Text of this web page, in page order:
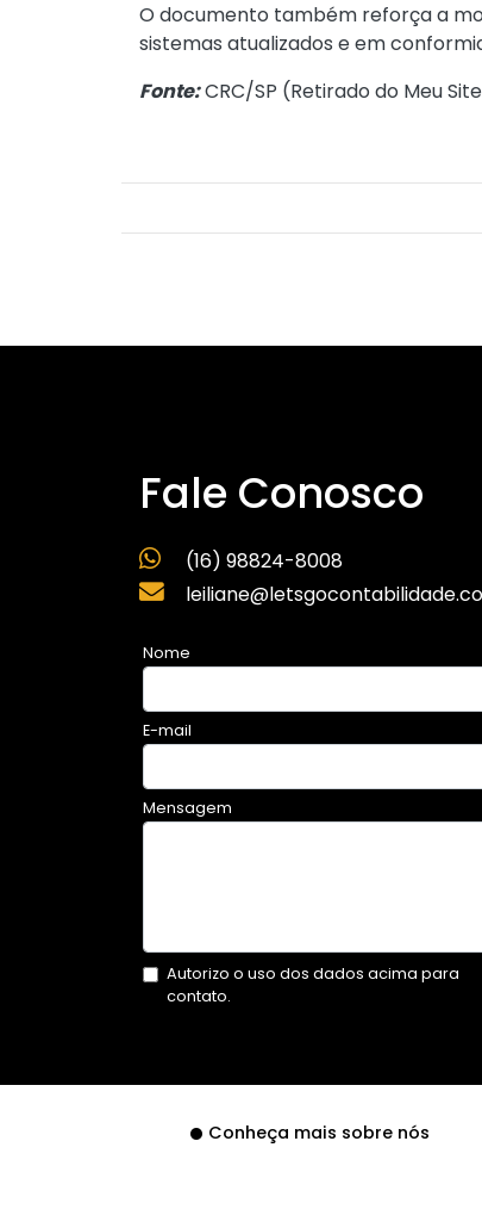
O documento também reforça a
sistemas atualizados e em
Fonte:CRC/SP (Retirado do Meu
Fale Conosco
(16) 98824-8008
Nome
E-mail
Mensagem
Autorizo o uso dos dados acima para
contato.
Conheça mais sobre nós